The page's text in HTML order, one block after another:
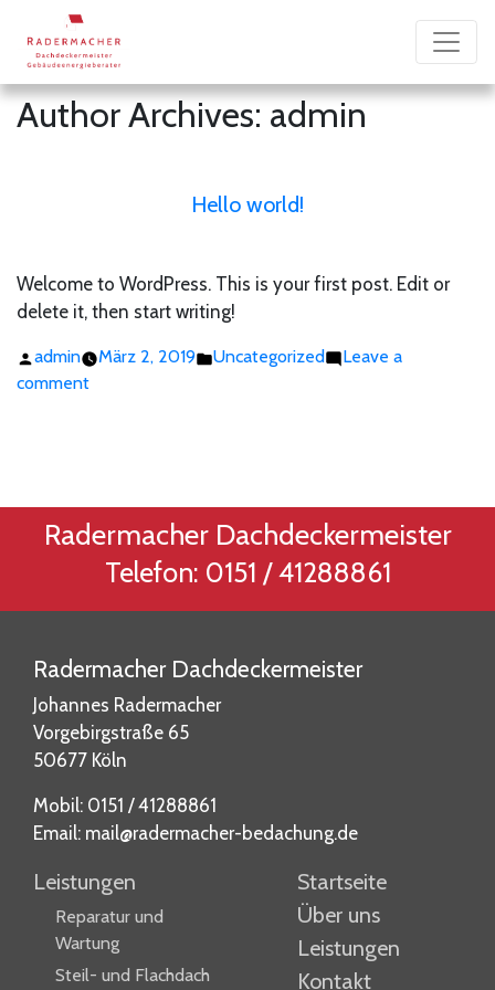
Author Archives: admin
Hello world!
Welcome to WordPress. This is your first post. Edit or
delete it, then start writing!
Posted
by
admin März 2, 2019
Posted
Uncategorized
Leave a
commenton
Radermacher Dachdeckermeister
Telefon: 0151 / 41288861
Radermacher Dachdeckermeister
Johannes Radermacher
Vorgebirgstraße 65
50677 Köln
Mobil: 0151 / 41288861
Email: mail@radermacher-bedachung.de
Leistungen
Reparatur und
Wartung
Steil- und Flachdach
Startseite
Über uns
Leistungen
Kontakt